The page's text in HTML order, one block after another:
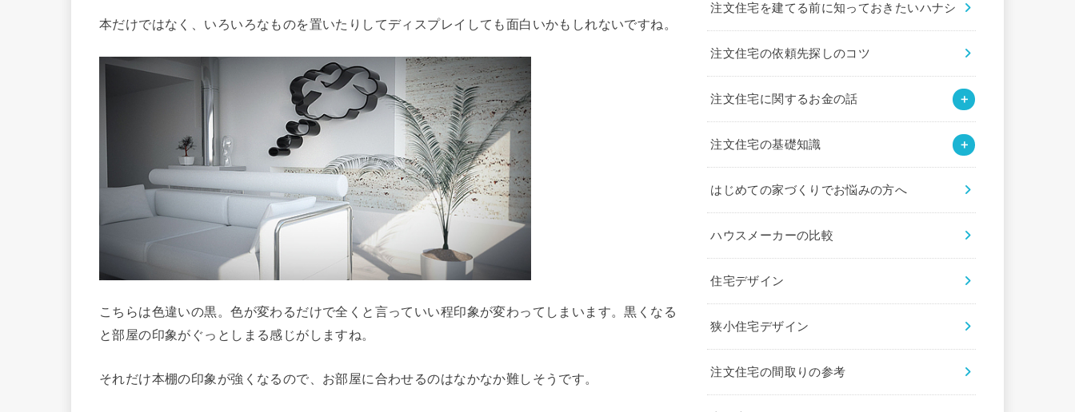
本だけではなく、いろいろなものを置いたりしてディスプレイしても面白いかもしれないですね。
こちらは色違いの黒。色が変わるだけで全くと言っていい程印象が変わってしまいます。黒くなる
と部屋の印象がぐっとしまる感じがしますね。
それだけ本棚の印象が強くなるので、お部屋に合わせるのはなかなか難しそうです。
注文住宅を建てる前に知っておきたいハナシ
注文住宅の依頼先探しのコツ
注文住宅に関するお金の話
注文住宅の基礎知識
はじめての家づくりでお悩みの方へ
ハウスメーカーの比較
住宅デザイン
狭小住宅デザイン
注文住宅の間取りの参考